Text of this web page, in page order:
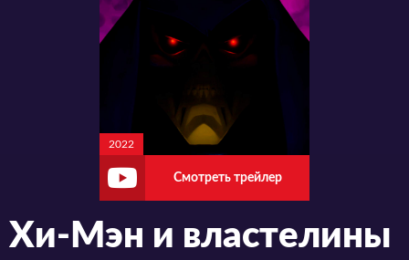
2022
Смотреть трейлер
Хи-Мэн и властелины